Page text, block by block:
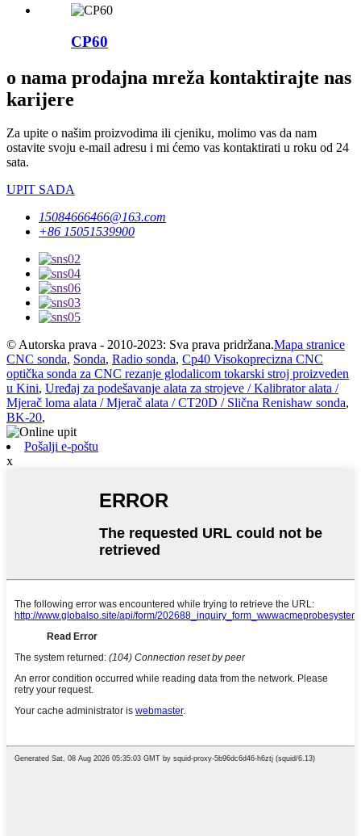
CP60
o nama prodajna mreža kontaktirajte nas
karijere
Za upite o našim proizvodima ili cjeniku, molimo vas da nam
ostavite svoju e-mail adresu i mi ćemo vas kontaktirati u roku od 24
sata.
UPIT SADA
15084666466@163.com
+86 15051539900
© Autorska prava - 2010-2023: Sva prava pridržana.Mapa stranice
CNC sonda, Sonda, Radio sonda, Cp40 Visokoprecizna CNC
optička sonda za CNC rezanje glodalicom tokarski stroj proizveden
u Kini, Uređaj za podešavanje alata za strojeve / Kalibrator alata /
Mjerač loma alata / Mjerač alata / CT20D / Slična Renishaw sonda,
BK-20,
Pošalji e-poštu
x